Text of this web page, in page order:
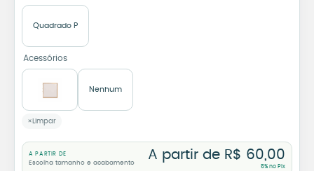
Quadrado P
Acessórios
Nenhum
Limpar
A PARTIR DE
Escolha tamanho e acabamento
A partir de R$ 60,00
5% no Pix